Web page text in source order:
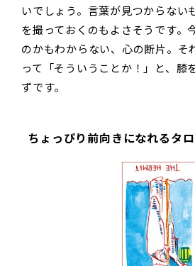
いでしょう。言葉が見つからない
を撮っておくのもよさそうです。
のかもわからない、心の断片。そ
って「そういうことか！」と、膝
ずです。
ちょっぴり前向きになれるタ